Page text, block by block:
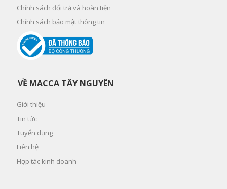
Chính sách đổi trả và hoàn tiền
Chính sách bảo mật thông tin
VỀ MACCA TÂY NGUYÊN
Giới thiệu
Tin tức
Tuyển dụng
Liên hệ
Hợp tác kinh doanh